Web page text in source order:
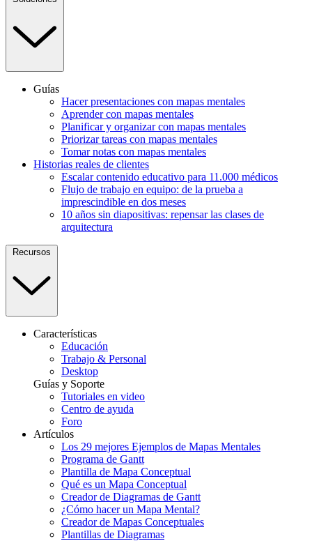
Guías
Hacer presentaciones con mapas mentales
Aprender con mapas mentales
Planificar y organizar con mapas mentales
Priorizar tareas con mapas mentales
Tomar notas con mapas mentales
Historias reales de clientes
Escalar contenido educativo para 11.000 médicos
Flujo de trabajo en equipo: de la prueba a
imprescindible en dos meses
10 años sin diapositivas: repensar las clases de
arquitectura
Recursos
Características
Educación
Trabajo & Personal
Desktop
Guías y Soporte
Tutoriales en video
Centro de ayuda
Foro
Artículos
Los 29 mejores Ejemplos de Mapas Mentales
Programa de Gantt
Plantilla de Mapa Conceptual
Qué es un Mapa Conceptual
Creador de Diagramas de Gantt
¿Cómo hacer un Mapa Mental?
Creador de Mapas Conceptuales
Plantillas de Diagramas